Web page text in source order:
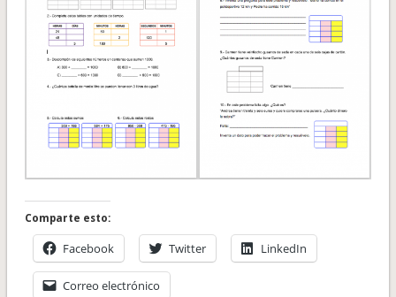
Comparte esto:
Facebook Twitter LinkedIn
Correo electrónico